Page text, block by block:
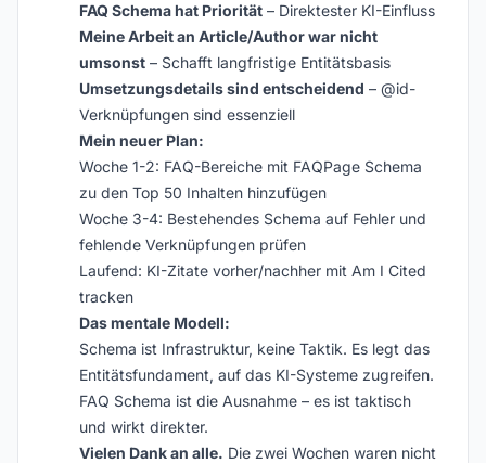
FAQ Schema hat Priorität – Direktester KI-Einfluss
Meine Arbeit an Article/Author war nicht
umsonst – Schafft langfristige Entitätsbasis
Umsetzungsdetails sind entscheidend – @id-
Verknüpfungen sind essenziell
Mein neuer Plan:
Woche 1-2: FAQ-Bereiche mit FAQPage Schema
zu den Top 50 Inhalten hinzufügen
Woche 3-4: Bestehendes Schema auf Fehler und
fehlende Verknüpfungen prüfen
Laufend: KI-Zitate vorher/nachher mit Am I Cited
tracken
Das mentale Modell:
Schema ist Infrastruktur, keine Taktik. Es legt das
Entitätsfundament, auf das KI-Systeme zugreifen.
FAQ Schema ist die Ausnahme – es ist taktisch
und wirkt direkter.
Vielen Dank an alle. Die zwei Wochen waren nicht